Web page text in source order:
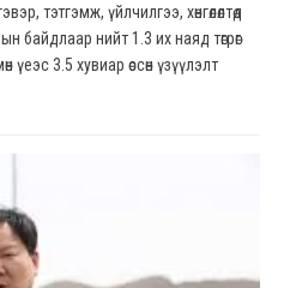
тэтгэмж, үйлчилгээ, хөнгөлөлтөд
байдлаар нийт 1.3 их наяд төгрөг
үеэс 3.5 хувиар өссөн үзүүлэлт